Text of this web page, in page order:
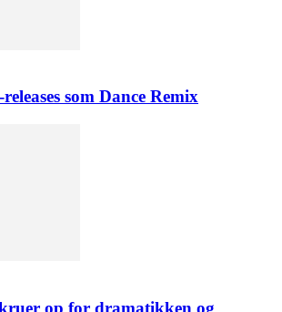
som Dance Remix
op for dramatikken og